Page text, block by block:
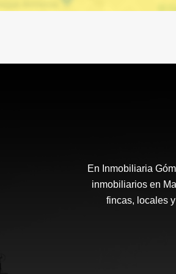
En Inmobiliaria
inmobiliarios en
fincas, locales